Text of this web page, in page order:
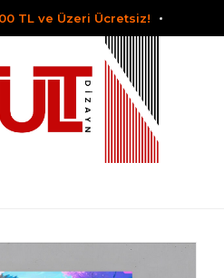
TL ve Üzeri Ücretsiz!